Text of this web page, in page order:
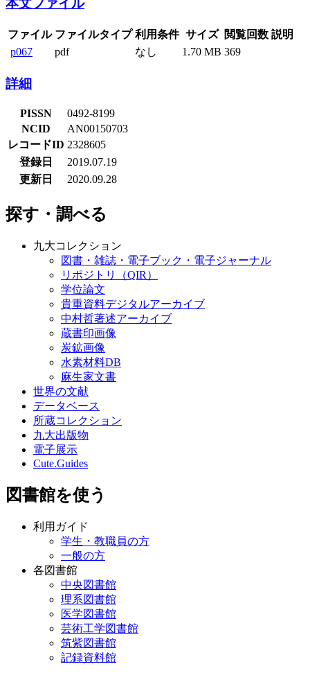
本文ファイル
ファイル ファイルタイプ 利用条件 サイズ 閲覧回数 説明
p067
pdf なし 1.70 MB 369
詳細
PISSN
0492-8199
NCID
AN00150703
レコードID 2328605
登録日
2019.07.19
更新日
2020.09.28
探す・調べる
九大コレクション
図書・雑誌・電子ブック・電子ジャーナル
リポジトリ（QIR）
学位論文
貴重資料デジタルアーカイブ
中村哲著述アーカイブ
蔵書印画像
炭鉱画像
水素材料DB
麻生家文書
世界の文献
データベース
所蔵コレクション
九大出版物
電子展示
Cute.Guides
図書館を使う
利用ガイド
学生・教職員の方
一般の方
各図書館
中央図書館
理系図書館
医学図書館
芸術工学図書館
筑紫図書館
記録資料館